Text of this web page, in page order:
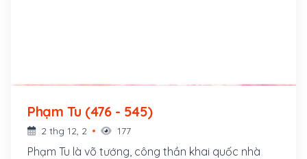
Phạm Tu (476 - 545)
2 thg 12, 2 177
Phạm Tu là võ tướng, công thần khai quốc nhà